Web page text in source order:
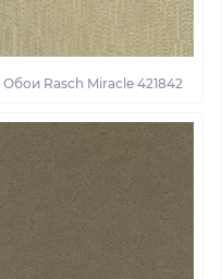
Обои Rasch Miracle 421842